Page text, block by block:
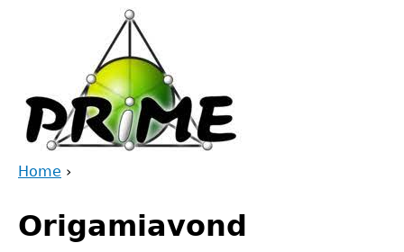
are
Home ›
to
top
Origamiavond